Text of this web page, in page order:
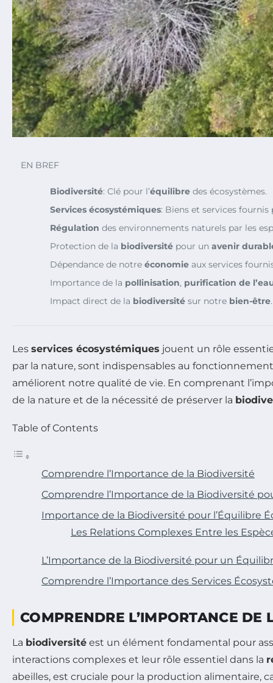
EN BREF
Biodiversité: Clé pour l’équilibre des écosystèmes.
Services écosystémiques: Biens et services fournis
Régulation des environnements naturels par les
Protection de la biodiversité pour un avenir
Dépendance de notre économie aux services
Importance de la pollinisation, purification de
Impact direct de la biodiversité sur notre bien-être.
Les services écosystémiques jouent un rôle
par la nature, sont indispensables au
améliorent notre qualité de vie. En comprenant
de la nature et de la nécessité de préserver la
Table of Contents
Comprendre l’Importance de la Biodiversité
Comprendre l’Importance de la Biodiversité
Importance de la Biodiversité pour l’Équilibre
Les Relations Complexes Entre les
L’Importance de la Biodiversité pour un
Comprendre l’Importance des Services
COMPRENDRE L’IMPORTANCE DE
La biodiversité est un élément fondamental pour
interactions complexes et leur rôle essentiel dans la
abeilles, est cruciale pour la production alimentaire,